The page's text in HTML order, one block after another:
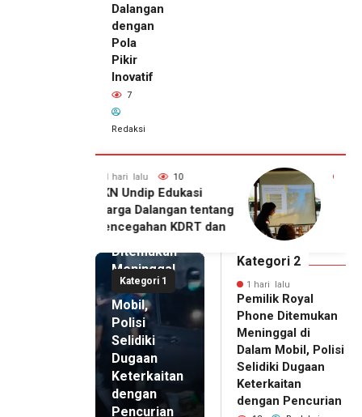
Dalangan
dengan
Pola
Pikir
Inovatif
7
Redaksi
7
KKN Undip Bekali
Pengelola BUMDes
Dalangan dengan Pola
Kategori 1
1 hari lalu
Pemilik
Royal
Phone
Ditemukan
Meninggal
di Dalam
Mobil,
Polisi
Selidiki
Dugaan
Keterkaitan
dengan
Pencurian
Kategori 2
1 hari lalu
Pemilik Royal
Phone Ditemukan
Meninggal di
Dalam Mobil, Polisi
Selidiki Dugaan
Keterkaitan
dengan Pencurian